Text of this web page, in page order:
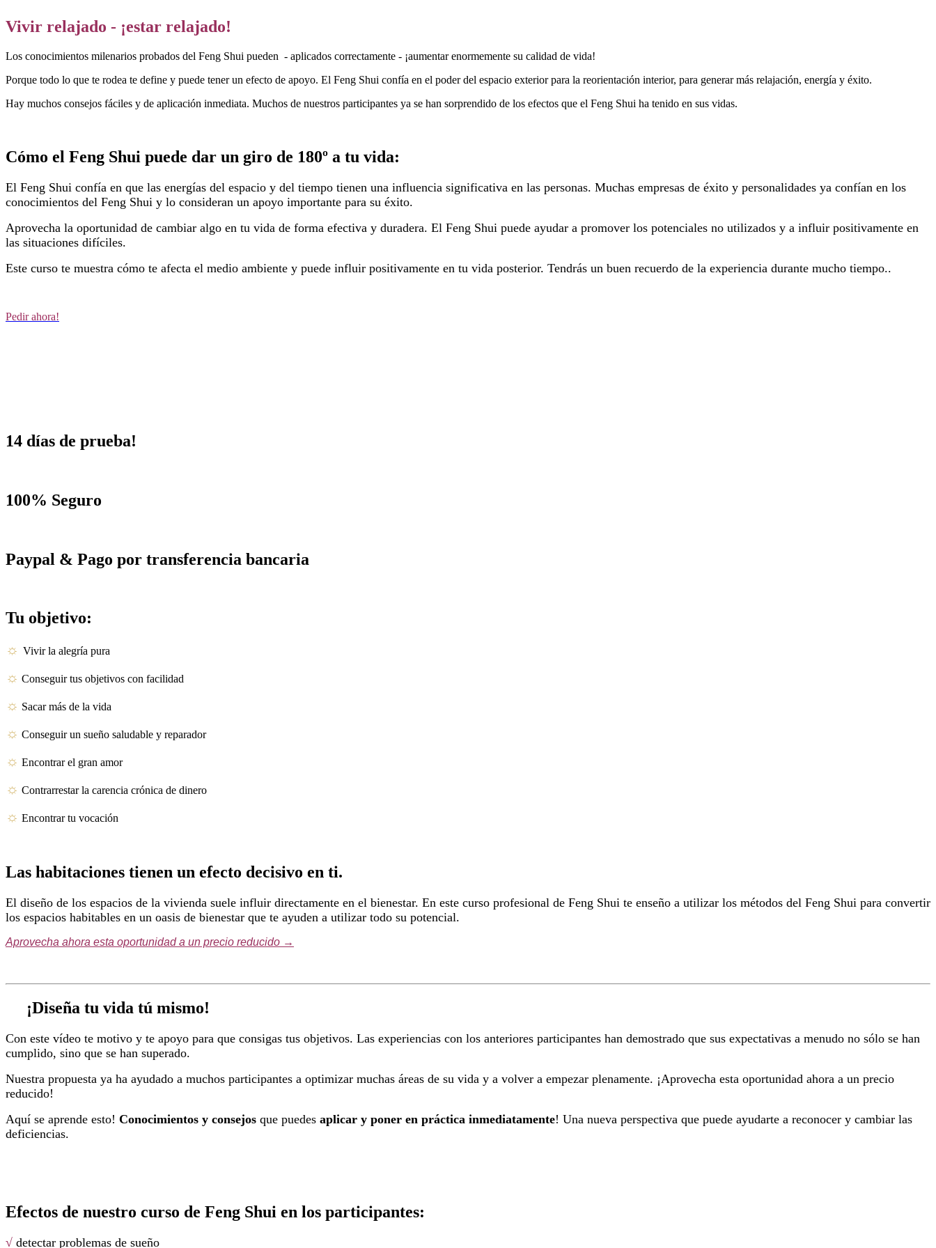
Vivir relajado - ¡estar relajado!
Los conocimientos milenarios probados del Feng Shui pueden - aplicados correctamente - ¡aumentar enormemente su calidad de vida!
Porque todo lo que te rodea te define y puede tener un efecto de apoyo. El Feng Shui confía en el poder del espacio exterior para la reorientación interior, para generar más relajación, energía y éxito.
Hay muchos consejos fáciles y de aplicación inmediata. Muchos de nuestros participantes ya se han sorprendido de los efectos que el Feng Shui ha tenido en sus vidas.
Cómo el Feng Shui puede dar un giro de 180º a tu vida:
El Feng Shui confía en que las energías del espacio y del tiempo tienen una influencia significativa en las personas. Muchas empresas de éxito y personalidades ya confían en los
conocimientos del Feng Shui y lo consideran un apoyo importante para su éxito.
Aprovecha la oportunidad de cambiar algo en tu vida de forma efectiva y duradera. El Feng Shui puede ayudar a promover los potenciales no utilizados y a influir positivamente en
las situaciones difíciles.
Este curso te muestra cómo te afecta el medio ambiente y puede influir positivamente en tu vida posterior. Tendrás un buen recuerdo de la experiencia durante mucho tiempo..
Pedir ahora!
14 días de prueba!
100% Seguro
Paypal & Pago por transferencia bancaria
Tu objetivo:
☼ Vivir la alegría pura
☼ Conseguir tus objetivos con facilidad
☼ Sacar más de la vida
☼ Conseguir un sueño saludable y reparador
☼ Encontrar el gran amor
☼ Contrarrestar la carencia crónica de dinero
☼ Encontrar tu vocación
Las habitaciones tienen un efecto decisivo en ti.
El diseño de los espacios de la vivienda suele influir directamente en el bienestar. En este curso profesional de Feng Shui te enseño a utilizar los métodos del Feng Shui para convertir
los espacios habitables en un oasis de bienestar que te ayuden a utilizar todo su potencial.
Aprovecha ahora esta oportunidad a un precio reducido →
¡Diseña tu vida tú mismo!
Con este vídeo te motivo y te apoyo para que consigas tus objetivos. Las experiencias con los anteriores participantes han demostrado que sus expectativas a menudo no sólo se han
cumplido, sino que se han superado.
Nuestra propuesta ya ha ayudado a muchos participantes a optimizar muchas áreas de su vida y a volver a empezar plenamente. ¡Aprovecha esta oportunidad ahora a un precio
reducido!
Aquí se aprende esto! Conocimientos y consejos que puedes aplicar y poner en práctica inmediatamente! Una nueva perspectiva que puede ayudarte a reconocer y cambiar las
deficiencias.
Efectos de nuestro curso de Feng Shui en los participantes:
√ detectar problemas de sueño